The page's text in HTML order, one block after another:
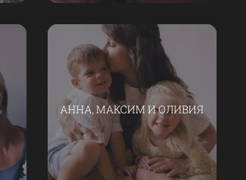
АННА, МАКСИМ И ОЛИВИЯ